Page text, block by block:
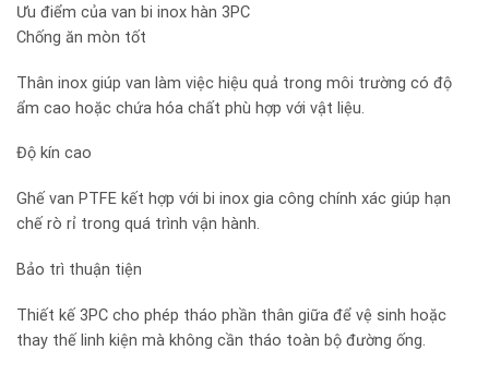
Ưu điểm của van bi inox hàn 3PC
Chống ăn mòn tốt
Thân inox giúp van làm việc hiệu quả trong môi trường có độ
ẩm cao hoặc chứa hóa chất phù hợp với vật liệu.
Độ kín cao
Ghế van PTFE kết hợp với bi inox gia công chính xác giúp hạn
chế rò rỉ trong quá trình vận hành.
Bảo trì thuận tiện
Thiết kế 3PC cho phép tháo phần thân giữa để vệ sinh hoặc
thay thế linh kiện mà không cần tháo toàn bộ đường ống.